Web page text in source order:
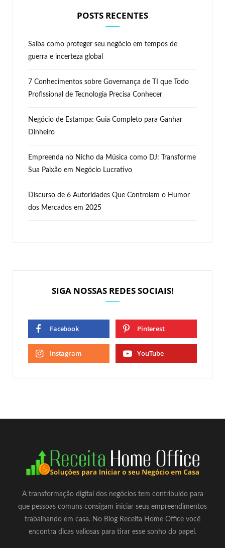
POSTS RECENTES
Saiba como proteger seu negócio em tempos de
guerra e incerteza global
7 Conhecimentos sobre Governança de TI que Todo
Profissional de Tecnologia Precisa Conhecer
Negócio de Estampa: Guia Completo para Ganhar
Dinheiro
Empreenda no Nicho da Música como DJ: Transforme
Sua Paixão em Negócio Lucrativo
Discurso de 6 Autoridades Que Controlam o Humor
dos Mercados em 2025
SIGA NOSSAS REDES SOCIAIS!
Facebook Pinterest
Instagram YouTube
A transformação digital dos negócios tem contribuido para
que pessoas comuns consigam iniciar seus empreendimentos
trabalhando em casa. No Blog Receita Home Office você
encontra dicas valiosas para tirar esse sonho do papel.